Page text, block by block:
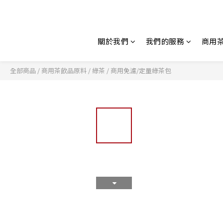
關於我們 我們的服務 商用
全部商品 / 商用茶飲品原料 / 綠茶 / 商用免濾/定量綠茶包